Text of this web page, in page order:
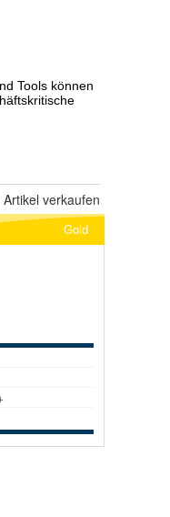
Artikel verkaufen
Gold